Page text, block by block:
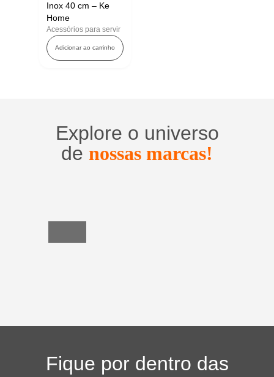
Inox 40 cm – Ke
Home
Acessórios para servir
Adicionar ao carrinho
Explore o universo
de nossas marcas!
Fique por dentro das